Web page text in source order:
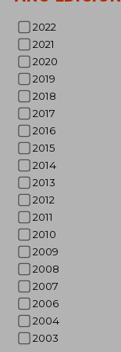
2022
2021
2020
2019
2018
2017
2016
2015
2014
2013
2012
2011
2010
2009
2008
2007
2006
2004
2003